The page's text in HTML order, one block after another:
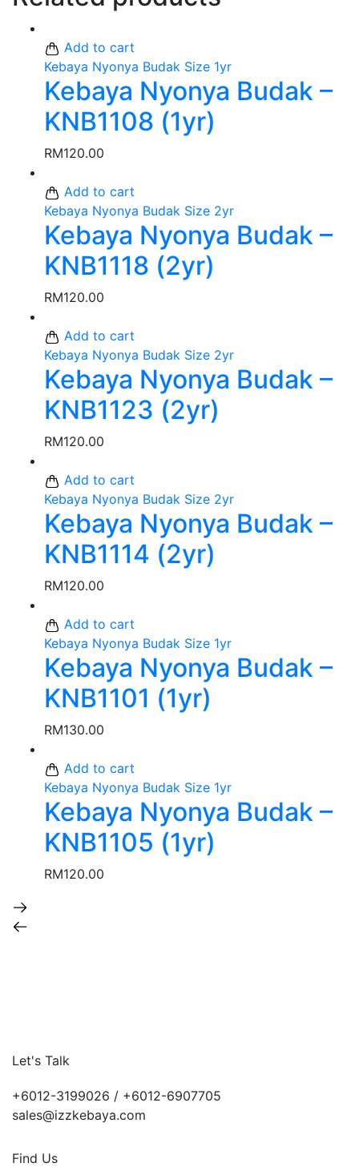
Add to cart
Kebaya Nyonya Budak Size 1yr
Kebaya Nyonya Budak –
KNB1108 (1yr)
RM120.00
Add to cart
Kebaya Nyonya Budak Size 2yr
Kebaya Nyonya Budak –
KNB1118 (2yr)
RM120.00
Add to cart
Kebaya Nyonya Budak Size 2yr
Kebaya Nyonya Budak –
KNB1123 (2yr)
RM120.00
Add to cart
Kebaya Nyonya Budak Size 2yr
Kebaya Nyonya Budak –
KNB1114 (2yr)
RM120.00
Add to cart
Kebaya Nyonya Budak Size 1yr
Kebaya Nyonya Budak –
KNB1101 (1yr)
RM130.00
Add to cart
Kebaya Nyonya Budak Size 1yr
Kebaya Nyonya Budak –
KNB1105 (1yr)
RM120.00
Let's Talk
+6012-3199026 / +6012-6907705
sales@izzkebaya.com
Find Us